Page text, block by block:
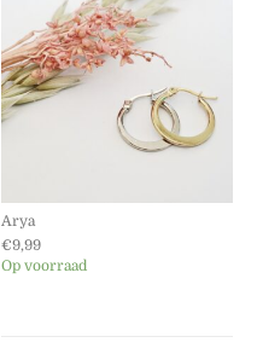
Arya
€9,99
Op voorraad